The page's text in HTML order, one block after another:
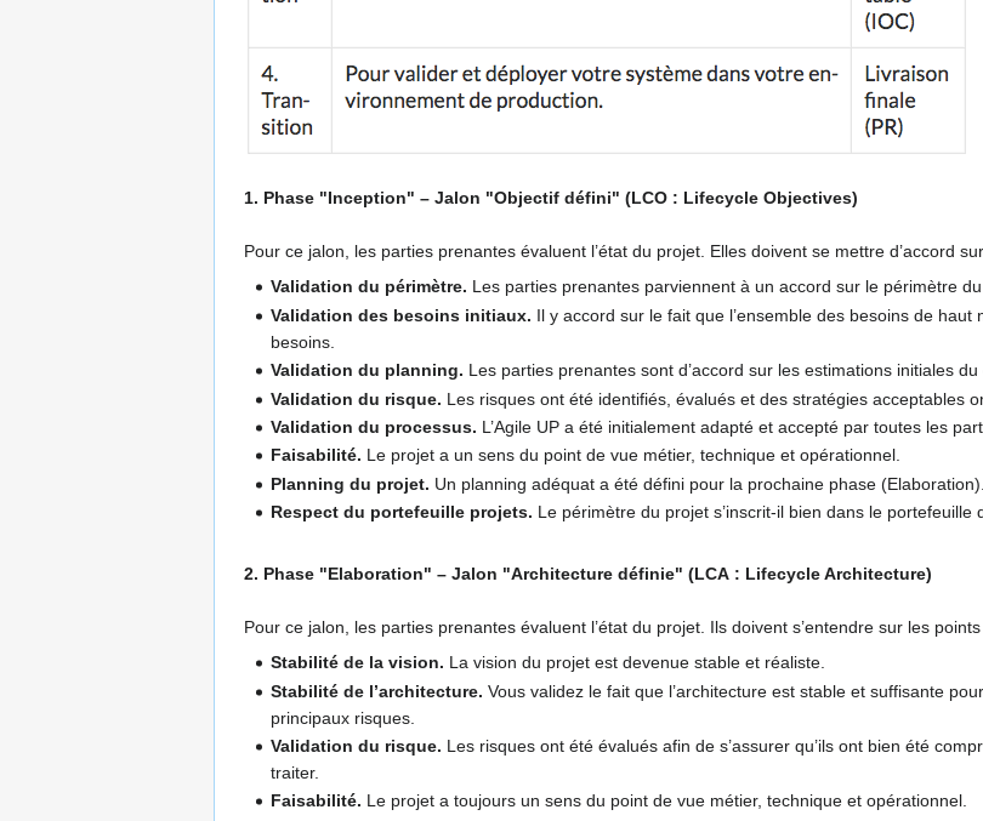
1. Phase "Inception" – Jalon "Objectif défini" (LCO : Lifecycle Objectives)
Pour ce jalon, les parties prenantes évaluent l’état du projet. Elles doivent se mettre d’accord
Validation du périmètre. Les parties prenantes parviennent à un accord sur le périmètre
Validation des besoins initiaux. Il y accord sur le fait que l’ensemble des besoins de
besoins.
Validation du planning. Les parties prenantes sont d’accord sur les estimations initiales
Validation du risque. Les risques ont été identifiés, évalués et des stratégies acceptables
Validation du processus. L’Agile UP a été initialement adapté et accepté par toutes les
Faisabilité. Le projet a un sens du point de vue métier, technique et opérationnel.
Planning du projet. Un planning adéquat a été défini pour la prochaine phase (Elaboration).
Respect du portefeuille projets. Le périmètre du projet s’inscrit-il bien dans le
2. Phase "Elaboration" – Jalon "Architecture définie" (LCA : Lifecycle Architecture)
Pour ce jalon, les parties prenantes évaluent l’état du projet. Ils doivent s’entendre sur les
Stabilité de la vision. La vision du projet est devenue stable et réaliste.
Stabilité de l’architecture. Vous validez le fait que l’architecture est stable et suffisante
principaux risques.
Validation du risque. Les risques ont été évalués afin de s’assurer qu’ils ont bien été
traiter.
Faisabilité. Le projet a toujours un sens du point de vue métier, technique et opérationnel.